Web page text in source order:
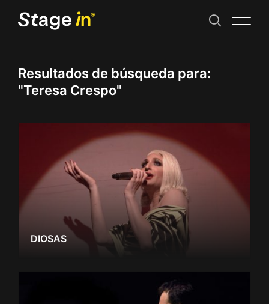
Resultados de búsqueda para:
"Teresa Crespo"
DIOSAS